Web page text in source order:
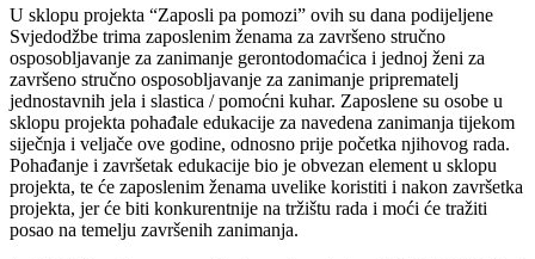
U sklopu projekta “Zaposli pa pomozi” ovih su dana podijeljene
Svjedodžbe trima zaposlenim ženama za završeno stručno
osposobljavanje za zanimanje gerontodomaćica i jednoj ženi za
završeno stručno osposobljavanje za zanimanje priprematelj
jednostavnih jela i slastica / pomoćni kuhar. Zaposlene su osobe u
sklopu projekta pohađale edukacije za navedena zanimanja tijekom
siječnja i veljače ove godine, odnosno prije početka njihovog rada.
Pohađanje i završetak edukacije bio je obvezan element u sklopu
projekta, te će zaposlenim ženama uvelike koristiti i nakon završetka
projekta, jer će biti konkurentnije na tržištu rada i moći će tražiti
posao na temelju završenih zanimanja.